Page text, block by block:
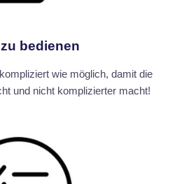
bedienen
wie möglich, damit die
und nicht komplizierter macht!